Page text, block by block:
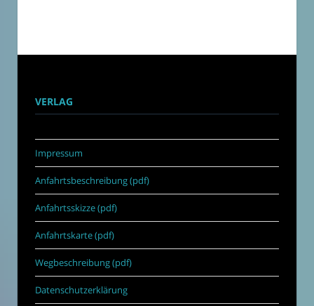
VERLAG
Impressum
Anfahrtsbeschreibung (pdf)
Anfahrtsskizze (pdf)
Anfahrtskarte (pdf)
Wegbeschreibung (pdf)
Datenschutzerklärung